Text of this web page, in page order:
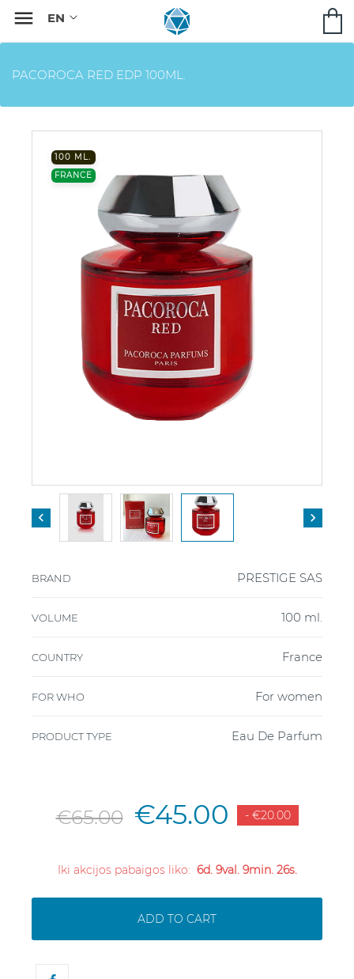

PACOROCA RED EDP 100ML.
100 ML.
FRANCE
 
BRAND PRESTIGE SAS
VOLUME 100 ml.
COUNTRY France
FOR WHO For women
PRODUCT TYPE Eau De Parfum
€65.00 €45.00 - €20.00
Iki akcijos pabaigos liko: 6d. 9val. 9min. 25s.
ADD TO CART